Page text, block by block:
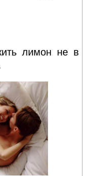
лимон не в